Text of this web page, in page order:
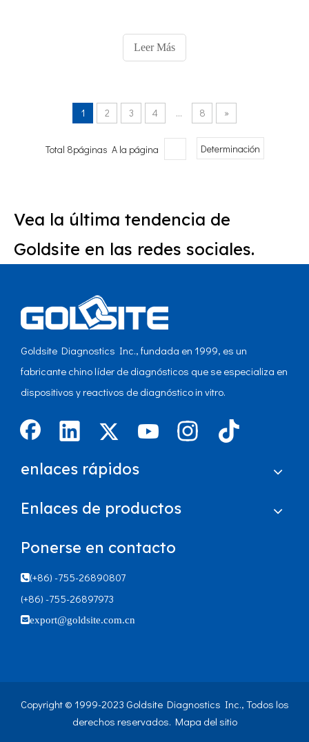
Leer Más
1 2 3 4 ... 8 »
Total 8páginas A la página Determinación
Vea la última tendencia de
Goldsite en las redes sociales.
Goldsite Diagnostics Inc., fundada en 1999, es un
fabricante chino líder de diagnósticos que se especializa en
dispositivos y reactivos de diagnóstico in vitro.
enlaces rápidos
Enlaces de productos
Ponerse en contacto
(+86) -755-26890807
(+86) -755-26897973
export@goldsite.com.cn
Copyright © 1999-2023 Goldsite Diagnostics Inc., Todos los
derechos reservados. Mapa del sitio